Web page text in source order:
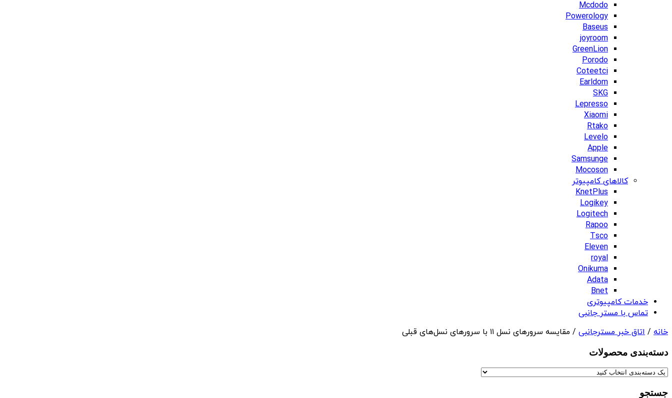
Mcdodo
Powerology
Baseus
joyroom
GreenLion
Porodo
Coteetci
Earldom
SKG
Lepresso
Xiaomi
Rtako
Levelo
Apple
Samsunge
Mocoson
کالاهای کامپیوتر
KnetPlus
Logikey
Logitech
Rapoo
Tsco
Eleven
royal
Onikuma
Adata
Bnet
خدمات کامپیوتری
تماس با مستر جانبی
خانه / اتاق خبر مسترجانبی / مقایسه سرورهای نسل ۱۱ با سرورهای نسل‌های قبلی
دسته‌بندی‌ محصولات
جستجو